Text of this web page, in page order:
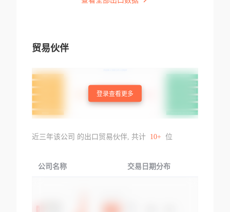
贸易伙伴
登录查看更多
近三年该公司 的出口贸易伙伴, 共计 10+ 位
公司名称 交易日期分布